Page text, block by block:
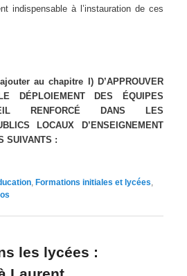
indispensable à l’instauration de ces
au chapitre I) D’APPROUVER
DÉPLOIEMENT DES ÉQUIPES
RENFORCÉ DANS LES
LOCAUX D’ENSEIGNEMENT
SUIVANTS :
, Formations initiales et lycées,
les lycées :